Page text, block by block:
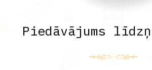
Piedāvājums